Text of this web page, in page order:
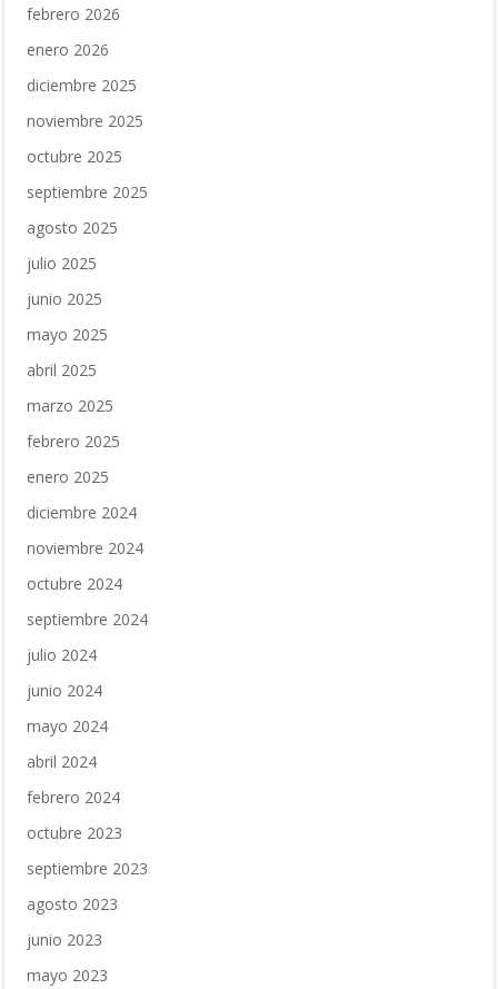
febrero 2026
enero 2026
diciembre 2025
noviembre 2025
octubre 2025
septiembre 2025
agosto 2025
julio 2025
junio 2025
mayo 2025
abril 2025
marzo 2025
febrero 2025
enero 2025
diciembre 2024
noviembre 2024
octubre 2024
septiembre 2024
julio 2024
junio 2024
mayo 2024
abril 2024
febrero 2024
octubre 2023
septiembre 2023
agosto 2023
junio 2023
mayo 2023